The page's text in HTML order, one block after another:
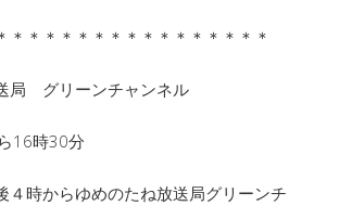
＊＊＊＊＊＊＊＊＊＊＊＊＊＊＊＊
局 グリーンチャンネル
16時30分
４時からゆめのたね放送局グリーンチ